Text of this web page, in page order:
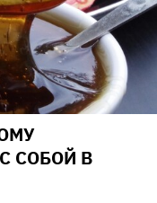
СОБОЙ В